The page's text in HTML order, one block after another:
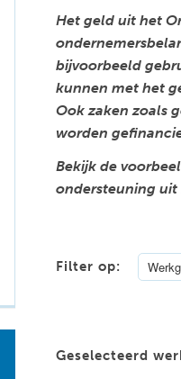
Het geld uit het
bijvoorbeeld
kunnen met het
Ook zaken zoals
worden
Bekijk de
ondersteuning uit
Filter op:
Geselecteerd